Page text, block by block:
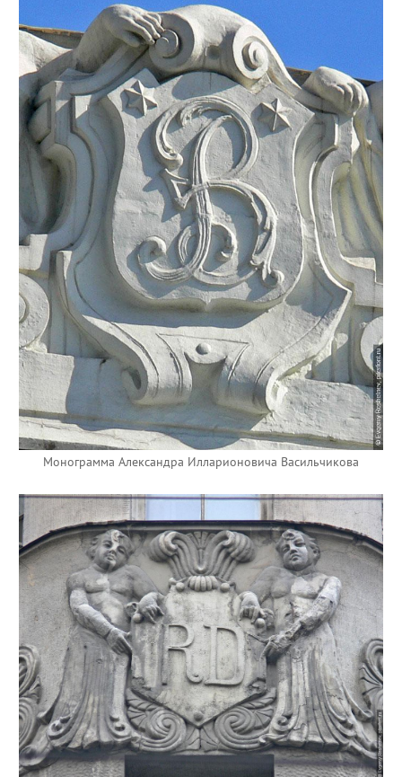
Монограмма Александра Илларионовича Васильчикова